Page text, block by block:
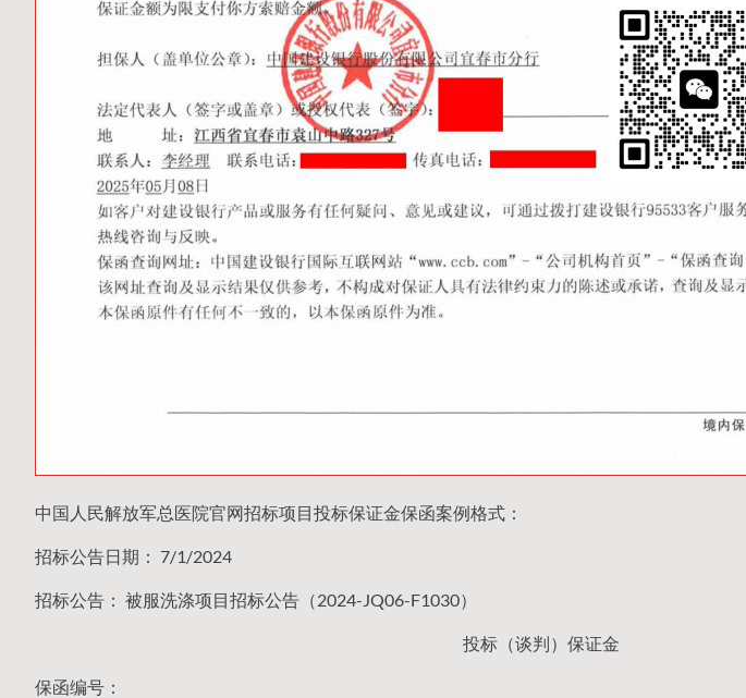
中国人民解放军总医院官网招标项目投标保证金保函案例格式：
招标公告日期： 7/1/2024
招标公告： 被服洗涤项目招标公告（2024-JQ06-F1030）
投标（谈判）保证金
保函编号：